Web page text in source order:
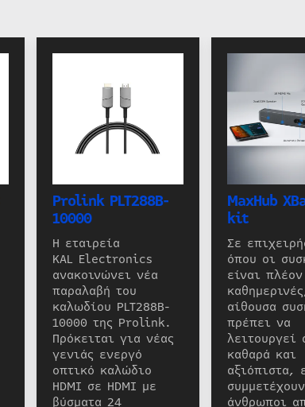
Prolink PLT288B-
10000
Η εταιρεία
KAL Electronics
ανακοινώνει νέα
παραλαβή του
καλωδίου PLT288B-
10000 της Prolink.
Πρόκειται για νέας
γενιάς ενεργό
οπτικό καλώδιο
HDMI σε HDMI με
βύσματα 24
MaxHub
kit
Σε
όπου οι
είναι πλέον
αίθουσα
πρέπει να
λειτουργεί
καθαρά και
αξιόπιστα,
συμμετέχουν
άνθρωποι